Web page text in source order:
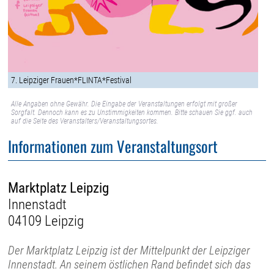
7. Leipziger Frauen*FLINTA*Festival
Alle Angaben ohne Gewähr. Die Eingabe der Veranstaltungen erfolgt mit großer
Sorgfalt. Dennoch kann es zu Unstimmigkeiten kommen. Bitte schauen Sie ggf. auch
auf die Seite des Veranstalters/Veranstaltungsortes.
Informationen zum Veranstaltungsort
Marktplatz Leipzig
Innenstadt
04109 Leipzig
Der Marktplatz Leipzig ist der Mittelpunkt der Leipziger
Innenstadt. An seinem östlichen Rand befindet sich das